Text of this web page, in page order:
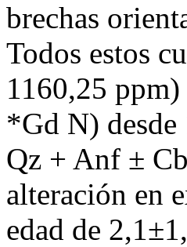
brechas
Todos estos
1160,25
*Gd N)
Qz + Anf ±
alteración en
edad de